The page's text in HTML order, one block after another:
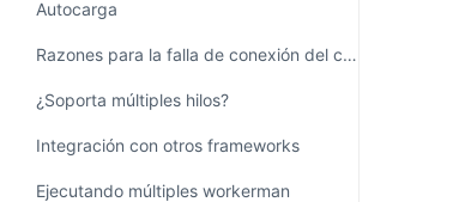
Autocarga
Razones para la falla de conexión del cliente
¿Soporta múltiples hilos?
Integración con otros frameworks
Ejecutando múltiples workerman